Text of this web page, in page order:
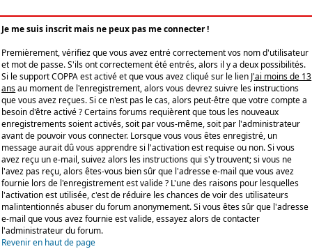
Je me suis inscrit mais ne peux pas me connecter !
Premièrement, vérifiez que vous avez entré correctement vos nom d'utilisateur
et mot de passe. S'ils ont correctement été entrés, alors il y a deux possibilités.
Si le support COPPA est activé et que vous avez cliqué sur le lien J'ai moins de 13
ansau moment de l'enregistrement, alors vous devrez suivre les instructions
que vous avez reçues. Si ce n'est pas le cas, alors peut-être que votre compte a
besoin d'être activé ? Certains forums requièrent que tous les nouveaux
enregistrements soient activés, soit par vous-même, soit par l'administrateur
avant de pouvoir vous connecter. Lorsque vous vous êtes enregistré, un
message aurait dû vous apprendre si l'activation est requise ou non. Si vous
avez reçu un e-mail, suivez alors les instructions qui s'y trouvent; si vous ne
l'avez pas reçu, alors êtes-vous bien sûr que l'adresse e-mail que vous avez
fournie lors de l'enregistrement est valide ? L'une des raisons pour lesquelles
l'activation est utilisée, c'est de réduire les chances de voir des utilisateurs
malintentionnés abuser du forum anonymement. Si vous êtes sûr que l'adresse
e-mail que vous avez fournie est valide, essayez alors de contacter
l'administrateur du forum.
Revenir en haut de page